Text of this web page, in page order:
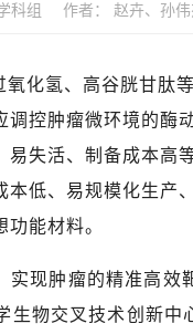
科组 作者： 赵卉、孙伟
化氢、高谷胱甘肽
控肿瘤微环境的
失活、制备成本
低、易规模化生
能材料。
实现肿瘤的精准高
生物交叉技术创新中